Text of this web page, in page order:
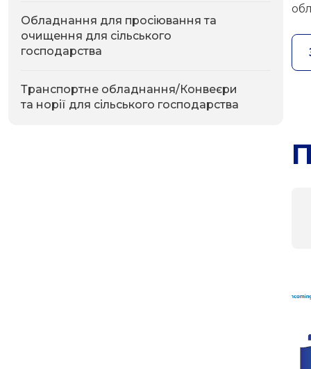
Обладнання для просіювання та
очищення для сільського
господарства
Транспортне обладнання/Конвеєри
та норії для сільського господарства